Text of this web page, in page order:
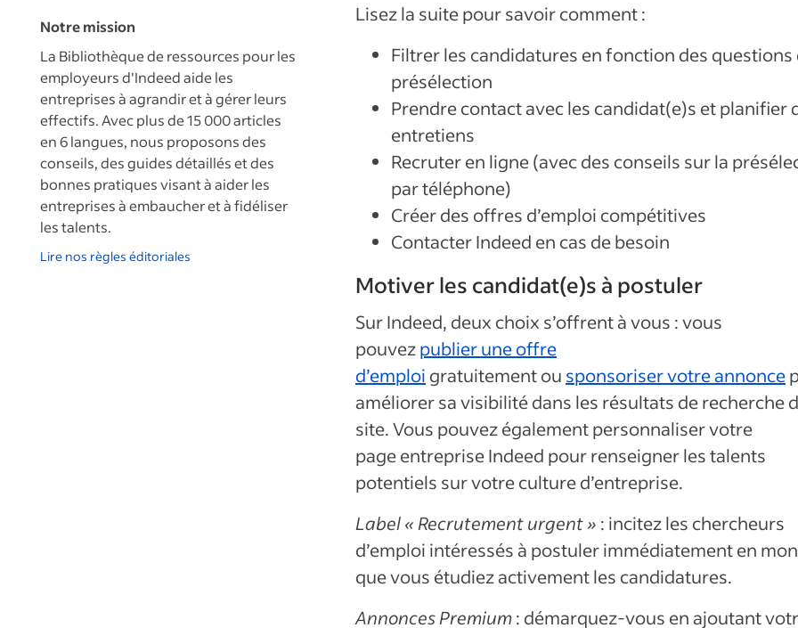
Notre mission
La Bibliothèque de ressources pour les
employeurs d'Indeed aide les
entreprises à agrandir et à gérer leurs
effectifs. Avec plus de 15 000 articles
en 6 langues, nous proposons des
conseils, des guides détaillés et des
bonnes pratiques visant à aider les
entreprises à embaucher et à fidéliser
les talents.
Lire nos règles éditoriales
Lisez la suite pour savoir comment :
Filtrer les candidatures en fonction des questions
présélection
Prendre contact avec les candidat(e)s et planifier
entretiens
Recruter en ligne (avec des conseils sur la
par téléphone)
Créer des offres d’emploi compétitives
Contacter Indeed en cas de besoin
Motiver les candidat(e)s à postuler
Sur Indeed, deux choix s’offrent à vous : vous
pouvezpublier une offre
d’emploi gratuitement ou sponsoriser votre annonce
améliorer sa visibilité dans les résultats de recherche
site. Vous pouvez également personnaliser votre
page entreprise Indeed pour renseigner les talents
potentiels sur votre culture d’entreprise.
Label « Recrutement urgent » : incitez les chercheurs
d’emploi intéressés à postuler immédiatement en
que vous étudiez activement les candidatures.
Annonces Premium: démarquez-vous en ajoutant